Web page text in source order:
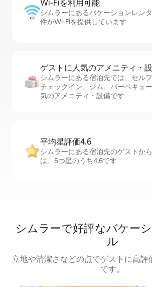
Wi-Fiを利⁠用⁠可⁠能
シムラーにあるバケーションレン
件がWi-Fiを提供しています
ゲストに人⁠気⁠のア⁠メ⁠ニ⁠テ⁠ィ・
シムラーにある宿泊先では、セ⁠ル⁠フ
チ⁠ェ⁠ッ⁠ク⁠イ⁠ン、ジム、バーベキュ
気のアメニティ・設備です
平均星評価4.6
シムラーにある宿泊先のゲストか
は、5つ星のうち4.6です
シムラーで好評なバケー
ル
立地や清潔さなどの点でゲストに高評
です。